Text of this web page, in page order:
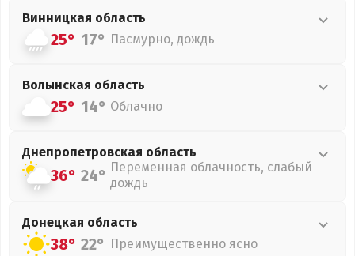
Винницкая область
25° 17° Пасмурно, дождь
Волынская область
25° 14° Облачно
Днепропетровская область
36° 24° Переменная облачность, слабый
дождь
Донецкая область
38° 22° Преимущественно ясно